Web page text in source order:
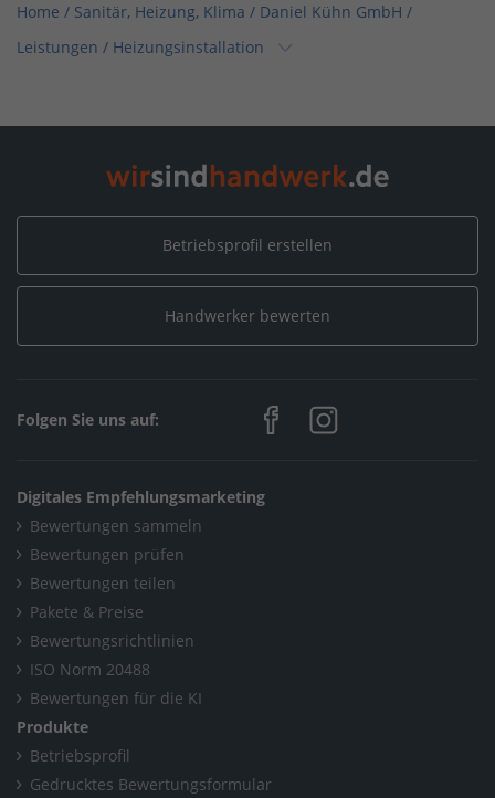
Home / Sanitär, Heizung, Klima / Daniel Kühn GmbH /
Leistungen / Heizungsinstallation
Leistungen / Heizungsinstallation
Nordrhein-Westfalen / Jüchen / Daniel Kühn GmbH
Leistungen / Heizungsinstallation
Betriebsprofil erstellen
Handwerker bewerten
Folgen Sie uns auf:
Digitales Empfehlungsmarketing
Bewertungen sammeln
Bewertungen prüfen
Bewertungen teilen
Pakete & Preise
Bewertungsrichtlinien
ISO Norm 20488
Bewertungen für die KI
Produkte
Betriebsprofil
Gedrucktes Bewertungsformular